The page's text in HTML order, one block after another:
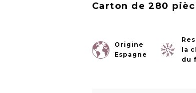
Carton de 280
Origine
Espagne
la
du